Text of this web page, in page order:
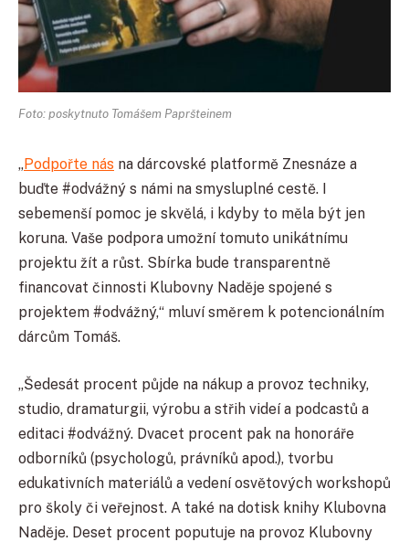
Foto: poskytnuto Tomášem Papršteinem
„Podpořte nás na dárcovské platformě Znesnáze a
buďte #odvážný s námi na smysluplné cestě. I
sebemenší pomoc je skvělá, i kdyby to měla být jen
koruna. Vaše podpora umožní tomuto unikátnímu
projektu žít a růst. Sbírka bude transparentně
financovat činnosti Klubovny Naděje spojené s
projektem #odvážný,“ mluví směrem k potencionálním
dárcům Tomáš.
„Šedesát procent půjde na nákup a provoz techniky,
studio, dramaturgii, výrobu a střih videí a podcastů a
editaci #odvážný. Dvacet procent pak na honoráře
odborníků (psychologů, právníků apod.), tvorbu
edukativních materiálů a vedení osvětových workshopů
pro školy či veřejnost. A také na dotisk knihy Klubovna
Naděje. Deset procent poputuje na provoz Klubovny